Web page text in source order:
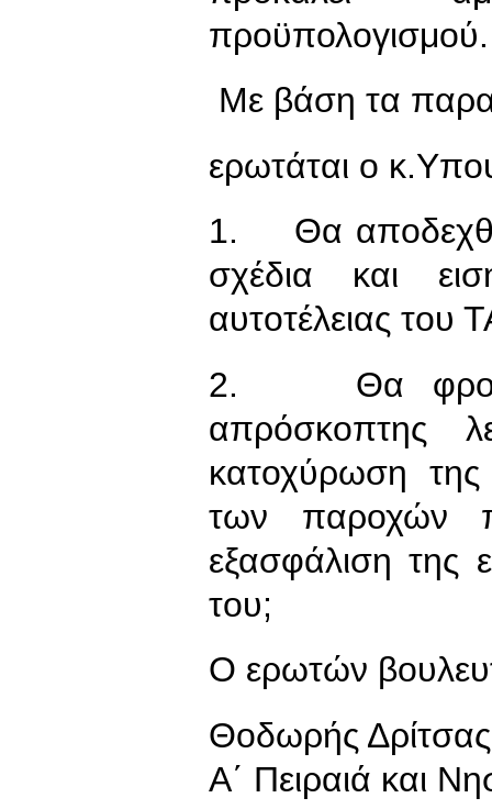
προϋπολογισμού.
Με βάση τα
ερωτάται ο
1. Θα
σχέδια και
αυτοτέλειας του
2. Θα
απρόσκοπτης
κατοχύρωση
των παροχών
εξασφάλιση της
του;
Ο ερωτών
Θοδωρής Δρίτσας
Α΄ Πειραιά και